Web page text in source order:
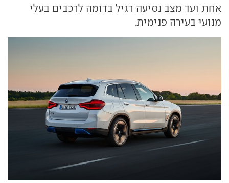
אחת ועד מצב נסיעה רגיל בדומה לרכבים בעלי
מנועי בעירה פנימית.